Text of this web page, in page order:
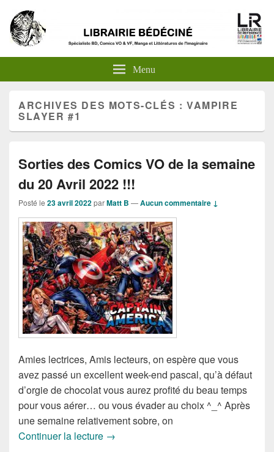
Menu
ARCHIVES DES MOTS-CLÉS :VAMPIRE
SLAYER #1
Sorties des Comics VO de la semaine
du 20 Avril 2022 !!!
Posté le 23 avril 2022parMatt B —Aucun commentaire ↓
Amies lectrices, Amis lecteurs, on espère que vous
avez passé un excellent week-end pascal, qu’à défaut
d’orgie de chocolat vous aurez profité du beau temps
pour vous aérer… ou vous évader au choix ^_^ Après
une semaine relativement sobre, on
Continuer la lecture Sorties des Comics VO de la semaine
→